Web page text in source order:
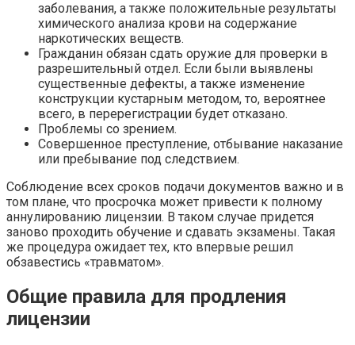
заболевания, а также положительные результаты
химического анализа крови на содержание
наркотических веществ.
Гражданин обязан сдать оружие для проверки в
разрешительный отдел. Если были выявлены
существенные дефекты, а также изменение
конструкции кустарным методом, то, вероятнее
всего, в перерегистрации будет отказано.
Проблемы со зрением.
Совершенное преступление, отбывание наказание
или пребывание под следствием.
Соблюдение всех сроков подачи документов важно и в
том плане, что просрочка может привести к полному
аннулированию лицензии. В таком случае придется
заново проходить обучение и сдавать экзамены. Такая
же процедура ожидает тех, кто впервые решил
обзавестись «травматом».
Общие правила для продления
лицензии